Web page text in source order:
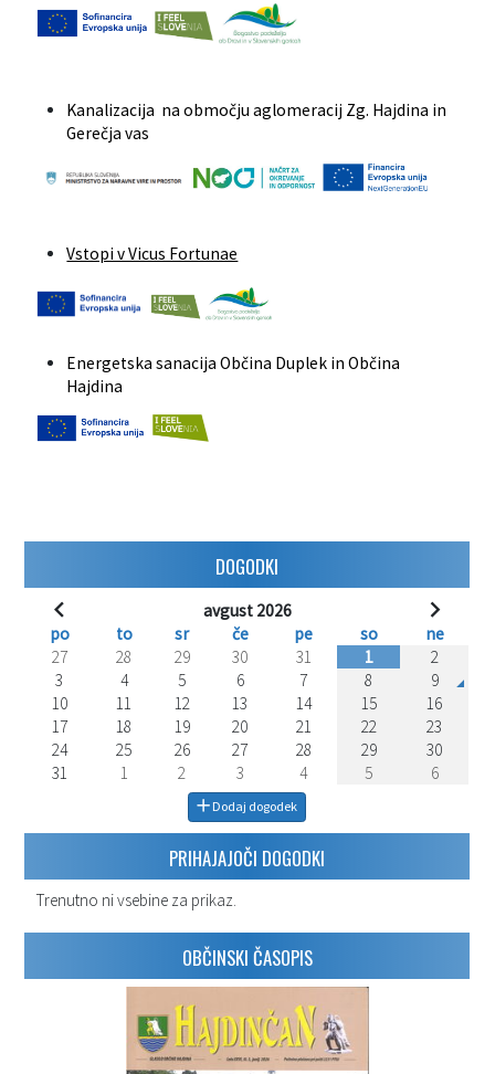
Kanalizacija na območju aglomeracij Zg. Hajdina in
Gerečja vas
Vstopi v Vicus Fortunae
Energetska sanacija Občina Duplek in Občina
Hajdina
DOGODKI
avgust 2026
po
to sr če pe so
ne
27
28 29 30 31 1
2
3
4 5 6 7 8
9
10
11 12 13 14 15
16
17
18 19 20 21 22
23
24
25 26 27 28 29
30
31
1 2 3 4 5 6
Dodaj dogodek
PRIHAJAJOČI DOGODKI
Trenutno ni vsebine za prikaz.
OBČINSKI ČASOPIS